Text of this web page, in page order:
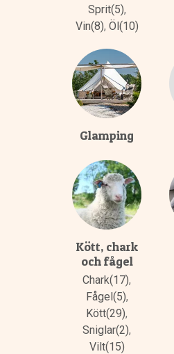
Sprit(5),
Vin(8), Öl(10)
Glamping
Kött, chark
och fågel
Chark(17),
Fågel(5),
Kött(29),
Sniglar(2),
Vilt(15)